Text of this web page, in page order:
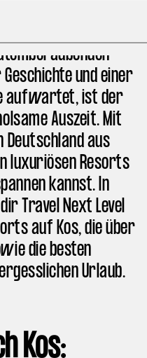
griechischen
im Ägäischen
und einer
aufwartet, ist der
Auszeit. Mit
Deutschland aus
luxuriösen Resorts
kannst. In
Travel Next Level
auf Kos, die über
die besten
Urlaub.
Kos: